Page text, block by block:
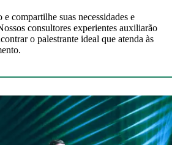
compartilhe suas necessidades e
consultores experientes auxiliarão
o palestrante ideal que atenda às